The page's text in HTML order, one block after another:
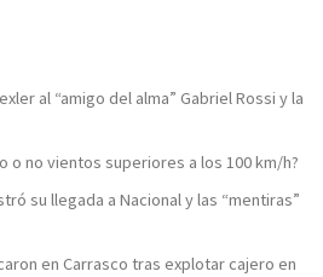
al “amigo del alma” Gabriel Rossi y la
o no vientos superiores a los 100 km/h?
su llegada a Nacional y las “mentiras”
en Carrasco tras explotar cajero en